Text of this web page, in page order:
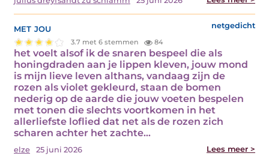
met jou netgedicht
3.7 met 6 stemmen 84
het voelt alsof ik de snaren bespeel die als
honingdraden aan je lippen kleven, jouw mond
is mijn lieve leven althans, vandaag zijn de
rozen als violet gekleurd, staan de bomen
nederig op de aarde die jouw voeten bespelen
met tonen die slechts voortkomen in het
allerliefste loflied dat net als de rozen zich
scharen achter het zachte…
elze 25 juni 2026 Lees meer >